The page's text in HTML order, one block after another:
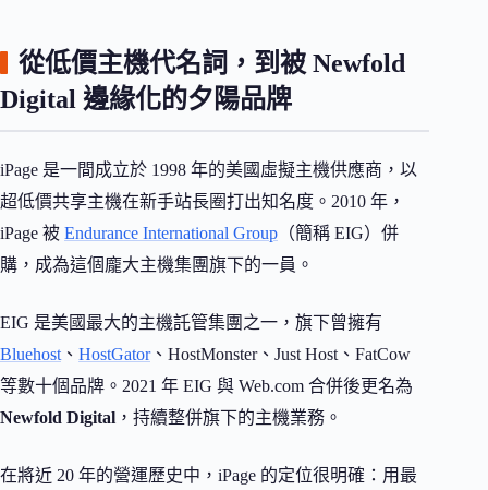
從低價主機代名詞，到被 Newfold
Digital 邊緣化的夕陽品牌
iPage 是一間成立於 1998 年的美國虛擬主機供應商，以
超低價共享主機在新手站長圈打出知名度。2010 年，
iPage 被 Endurance International Group （簡稱 EIG）併
購，成為這個龐大主機集團旗下的一員。
EIG 是美國最大的主機託管集團之一，旗下曾擁有
Bluehost 、 HostGator、HostMonster、Just Host、FatCow
等數十個品牌。2021 年 EIG 與 Web.com 合併後更名為
Newfold Digital ，持續整併旗下的主機業務。
在將近 20 年的營運歷史中，iPage 的定位很明確：用最